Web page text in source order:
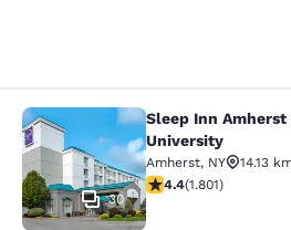
Sleep Inn Amherst
30
Sleep Inn
University
Amherst, NY
14.13
Valutazione di 4.38
4.4(1.801)